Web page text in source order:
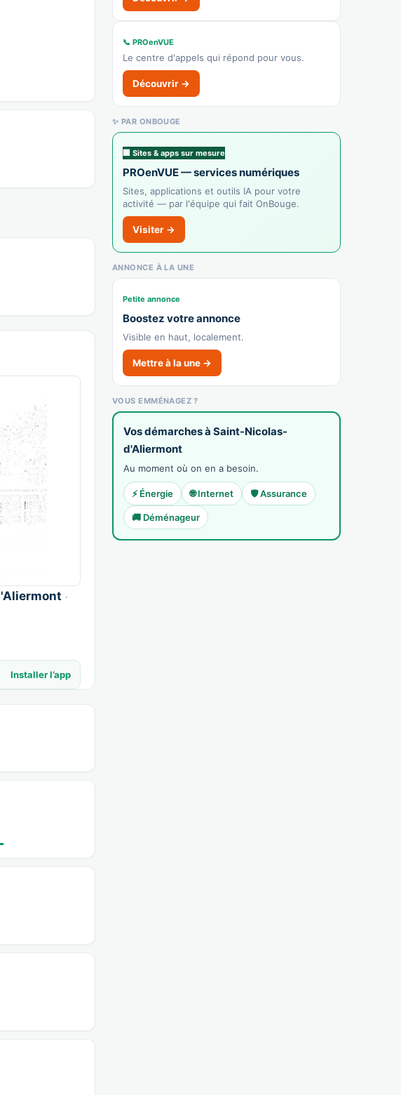
·
Installer l’app
📞 PROenVUE
Le centre d'appels qui répond pour vous.
Découvrir →
✨ PAR ONBOUGE
🏢 Sites & apps sur mesure
PROenVUE — services numériques
Sites, applications et outils IA pour votre
activité — par l'équipe qui fait OnBouge.
Visiter →
ANNONCE À LA UNE
Petite annonce
Boostez votre annonce
Visible en haut, localement.
Mettre à la une →
VOUS EMMÉNAGEZ ?
Vos démarches à Saint-Nicolas-
d'Aliermont
Au moment où on en a besoin.
⚡ Énergie 🌐 Internet 🛡️ Assurance
🚚 Déménageur